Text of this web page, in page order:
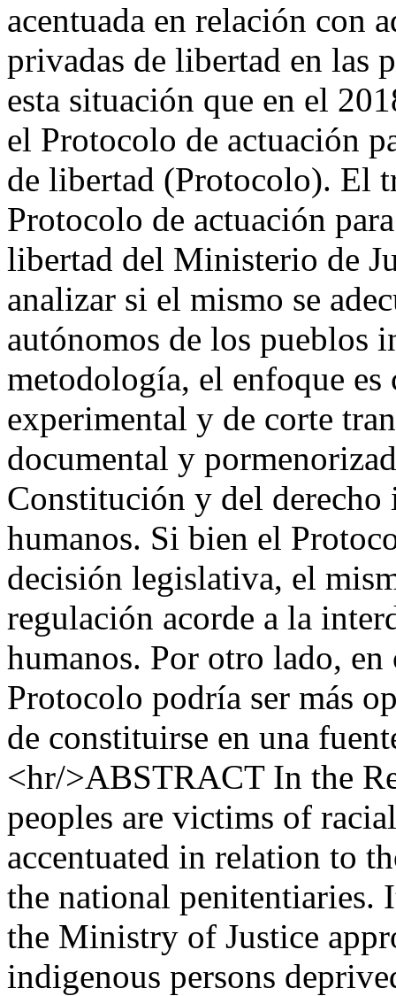
acentuada en relación con
privadas de libertad en las
esta situación que en el
el Protocolo de actuación
de libertad (Protocolo). El
Protocolo de actuación
libertad del Ministerio de
analizar si el mismo se
autónomos de los pueblos
metodología, el enfoque
experimental y de corte
documental y
Constitución y del derecho
humanos. Si bien el
decisión legislativa, el
regulación acorde a la
humanos. Por otro lado,
Protocolo podría ser más
de constituirse en una
<hr/>ABSTRACT In the
peoples are victims of
accentuated in relation to
the national
the Ministry of Justice
indigenous persons